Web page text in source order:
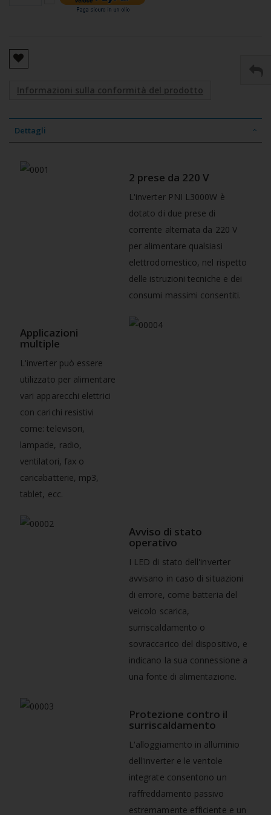
Informazioni sulla conformità del prodotto
Dettagli
2 prese da 220 V
L'inverter PNI L3000W è
dotato di due prese di
corrente alternata da 220 V
per alimentare qualsiasi
elettrodomestico, nel rispetto
delle istruzioni tecniche e dei
consumi massimi consentiti.
Applicazioni
multiple
L'inverter può essere
utilizzato per alimentare
vari apparecchi elettrici
con carichi resistivi
come: televisori,
lampade, radio,
ventilatori, fax o
caricabatterie, mp3,
tablet, ecc.
Avviso di stato
operativo
I LED di stato dell'inverter
avvisano in caso di situazioni
di errore, come batteria del
veicolo scarica,
surriscaldamento o
sovraccarico del dispositivo, e
indicano la sua connessione a
una fonte di alimentazione.
Protezione contro il
surriscaldamento
L'alloggiamento in alluminio
dell'inverter e le ventole
integrate consentono un
raffreddamento passivo
estremamente efficiente e un